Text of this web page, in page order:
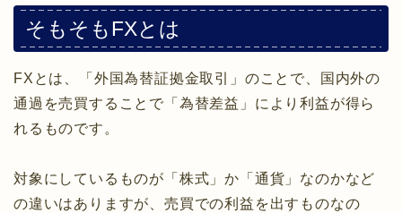
そもそもFXとは
FXとは、「外国為替証拠金取引」のことで、国内外の
通過を売買することで「為替差益」により利益が得ら
れるものです。
対象にしているものが「株式」か「通貨」なのかなど
の違いはありますが、売買での利益を出すものなの